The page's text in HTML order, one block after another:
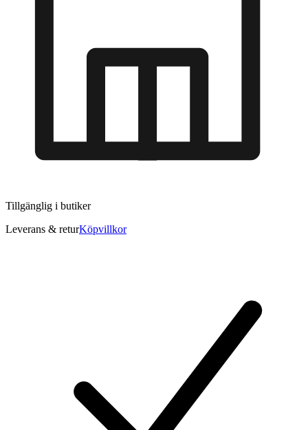
Tillgänglig i butiker
Leverans & returKöpvillkor